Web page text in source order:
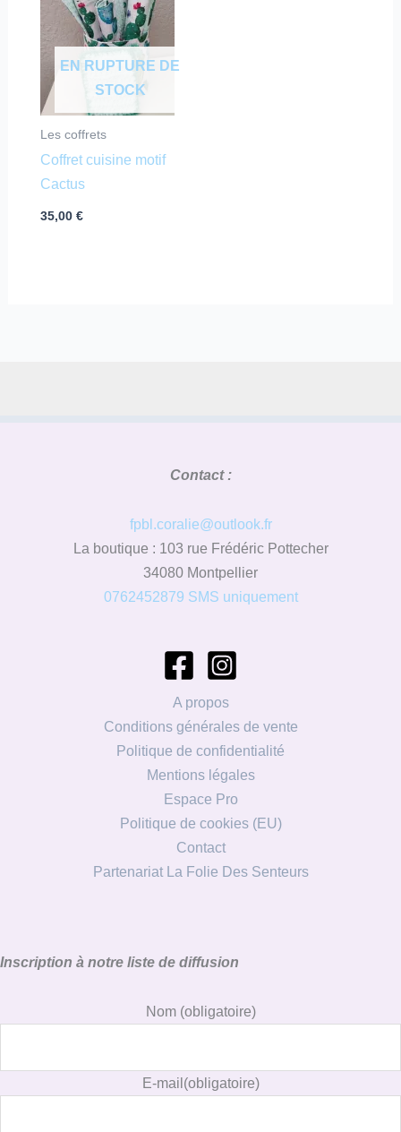
EN RUPTURE DE
STOCK
Les coffrets
Coffret cuisine motif
Cactus
35,00 €
Contact :
fpbl.coralie@outlook.fr
La boutique : 103 rue Frédéric Pottecher
34080 Montpellier
0762452879 SMS uniquement
A propos
Conditions générales de vente
Politique de confidentialité
Mentions légales
Espace Pro
Politique de cookies (EU)
Contact
Partenariat La Folie Des Senteurs
Inscription à notre liste de diffusion
Nom (obligatoire)
E-mail (obligatoire)